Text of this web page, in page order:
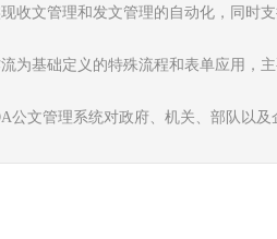
收文管理和发文管理的自动化，同时
为基础定义的特殊流程和表单应用，
公文管理系统对政府、机关、部队以